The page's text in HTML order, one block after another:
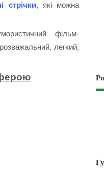
стрічки, які можна
фільм-
легкий,